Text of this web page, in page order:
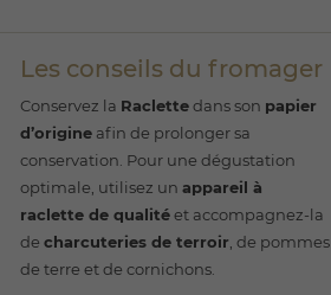
Les conseils du fromager
Conservez la Raclettedans son papier
d’origine afin de prolonger sa
conservation. Pour une dégustation
optimale, utilisez un appareil à
raclette de qualitéet accompagnez-la
de charcuteries de terroir , de pommes
de terre et de cornichons.